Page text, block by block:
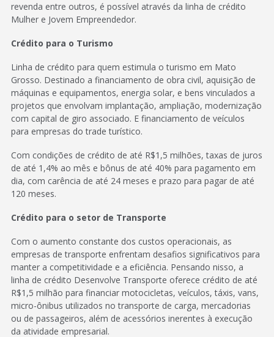
revenda entre outros, é possível através da linha de crédito
Mulher e Jovem Empreendedor.
Crédito para o Turismo
Linha de crédito para quem estimula o turismo em Mato
Grosso. Destinado a financiamento de obra civil, aquisição de
máquinas e equipamentos, energia solar, e bens vinculados a
projetos que envolvam implantação, ampliação, modernização
com capital de giro associado. E financiamento de veículos
para empresas do trade turístico.
Com condições de crédito de até R$1,5 milhões, taxas de juros
de até 1,4% ao mês e bônus de até 40% para pagamento em
dia, com carência de até 24 meses e prazo para pagar de até
120 meses.
Crédito para o setor de Transporte
Com o aumento constante dos custos operacionais, as
empresas de transporte enfrentam desafios significativos para
manter a competitividade e a eficiência. Pensando nisso, a
linha de crédito Desenvolve Transporte oferece crédito de até
R$1,5 milhão para financiar motocicletas, veículos, táxis, vans,
micro-ônibus utilizados no transporte de carga, mercadorias
ou de passageiros, além de acessórios inerentes à execução
da atividade empresarial.